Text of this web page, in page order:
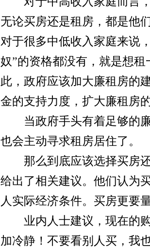
无论买房还是租房，都是他
对于很多中低收入家庭来说
奴”的资格都没有，就是想
此，政府应该加大廉租房的
金的支持力度，扩大廉租房
当政府手头有着足够的廉
也会主动寻求租房居住了。
那么到底应该选择买房还
给出了相关建议。他们认为
人实际经济条件。买房更要
业内人士建议，现在的购
加冷静！不要看别人买，我